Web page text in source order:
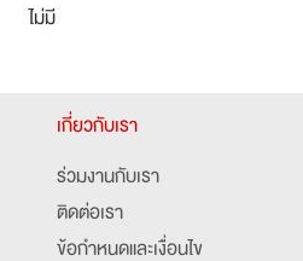
ไม่มี
เกี่ยวกับเรา
ร่วมงานกับเรา
ติดต่อเรา
ข้อกำหนดและเงื่อนไข